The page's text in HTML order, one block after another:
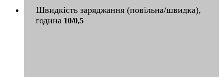
Швидкість заряджання (повільна/швидка),
година 10/0,5